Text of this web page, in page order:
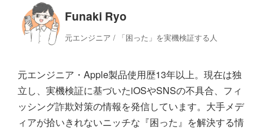
Funaki Ryo
元エンジニア / 「困った」を実機検証する人
元エンジニア・Apple製品使用歴13年以上。現在は独
立し、実機検証に基づいたiOSやSNSの不具合、フィ
ッシング詐欺対策の情報を発信しています。大手メデ
ィアが拾いきれないニッチな『困った』を解決する情